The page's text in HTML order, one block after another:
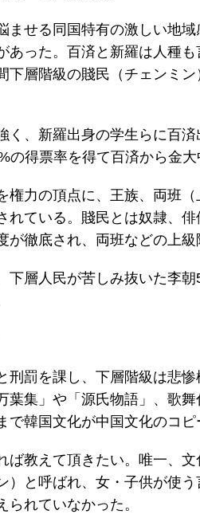
ませる同国特有の激しい地
あった。百済と新羅は人種
下層階級の賤民（チェンミ
く、新羅出身の学生らに百
の得票率を得て百済から金
権力の頂点に、王族、両班
れている。賤民とは奴隷、
が徹底され、両班などの上
下層人民が苦しみ抜いた李
刑罰を課し、下層階級は悲
葉集」や「源氏物語」、歌
で韓国文化が中国文化のコピ
ば教えて頂きたい。唯一、
）と呼ばれ、女・子供が使
れていなかった。